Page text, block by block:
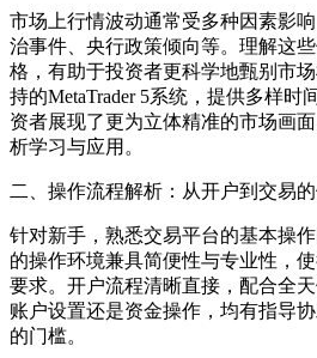
市场上行情波动通常受多种因素影
治事件、央行政策倾向等。理解这
格，有助于投资者更科学地甄别市
持的MetaTrader 5系统，提供多样时
资者展现了更为立体精准的市场画
析学习与应用。
二、操作流程解析：从开户到交易
针对新手，熟悉交易平台的基本操
的操作环境兼具简便性与专业性，
要求。开户流程清晰直接，配合全
账户设置还是资金操作，均有指导
的门槛。